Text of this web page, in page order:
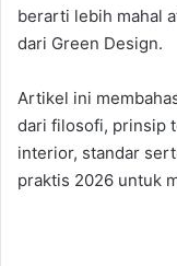
berarti lebih mahal
dari Green Design.
Artikel ini
dari filosofi, prinsip
interior, standar
praktis 2026 untuk